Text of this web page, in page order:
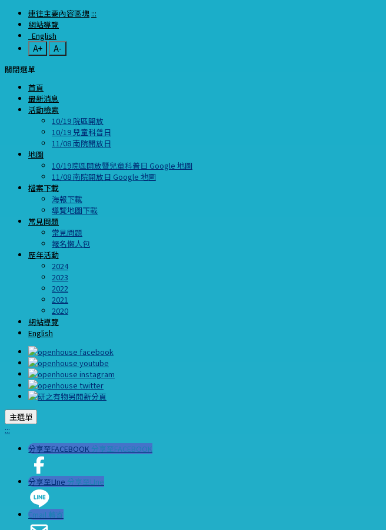
連往主要內容區塊 :::
網站導覽
English
A+
A-
關閉選單
首頁
最新消息
活動檢索
10/19 院區開放
10/19 兒童科普日
11/08 南院開放日
地圖
10/19院區開放暨兒童科普日 Google 地圖
11/08 南院開放日 Google 地圖
檔案下載
海報下載
導覽地圖下載
常見問題
常見問題
報名懶人包
歷年活動
2024
2023
2022
2021
2020
網站導覽
English
主選單
:::
分享至FACEBOOK 分享至FACEBOOK
分享至LIne 分享至LIne
Email 轉寄